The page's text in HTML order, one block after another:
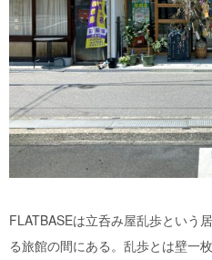
FLATBASEは立呑み屋乱歩という
る旅館の間にある。乱歩とは壁一